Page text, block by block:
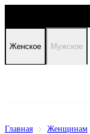
Женское Мужское
Главная Женщинам